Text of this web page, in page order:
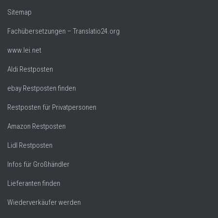
Sitemap
Fachübersetzungen – Translatio24.org
www.lei.net
Aldi Restposten
ebay Restposten finden
Restposten für Privatpersonen
Amazon Restposten
Lidl Restposten
Infos für Großhändler
Lieferanten finden
Wiederverkäufer werden